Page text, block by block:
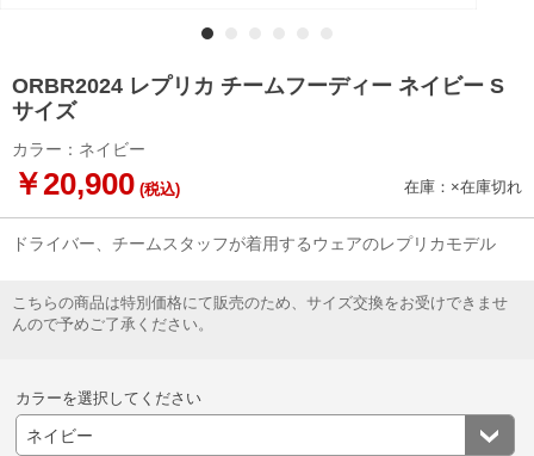
ORBR2024 レプリカ チームフーディー ネイビー S
サイズ
カラー：ネイビー
￥20,900 (税込) 在庫：×在庫切れ
ドライバー、チームスタッフが着用するウェアのレプリカモデル
こちらの商品は特別価格にて販売のため、サイズ交換をお受けできませ
んので予めご了承ください。
カラーを選択してください